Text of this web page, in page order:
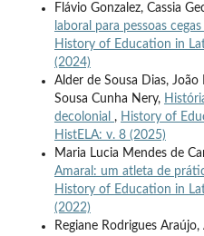
Flávio Gonzalez, Cassia
laboral para pessoas
History of Education in
(2024)
Alder de Sousa Dias,
Sousa Cunha Nery,
decolonial , History of
HistELA: v. 8 (2025)
Maria Lucia Mendes de
Amaral: um atleta de
History of Education in
(2022)
Regiane Rodrigues